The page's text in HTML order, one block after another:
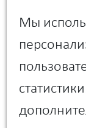
группы
«В этом
рейтингах
рынка –
планируем
время за
развития
Мы